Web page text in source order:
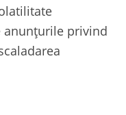
anunțurile privind